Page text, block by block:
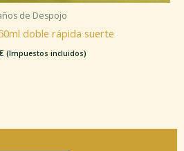
de Despojo
doble rápida suerte
(Impuestos incluidos)